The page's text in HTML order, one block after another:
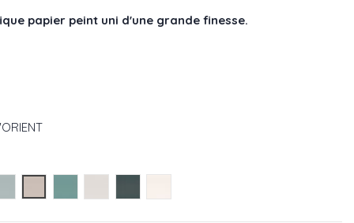
papier peint uni d'une grande finesse.